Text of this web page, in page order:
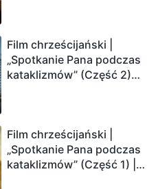
Film chrześcijański |
„Spotkanie Pana podczas
kataklizmów” (Część 2)
Ludzkość weszła w
odliczanie. Czy znalazłeś
już drogę ocalenia?
Film chrześcijański |
„Spotkanie Pana podczas
kataklizmów” (Część 1) |